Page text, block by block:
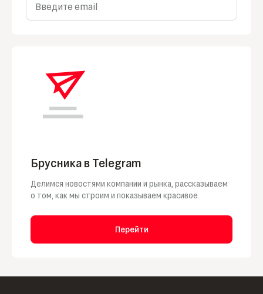
Введите email
Брусника в Telegram
Делимся новостями компании и рынка, рассказываем
о том, как мы строим и показываем красивое.
Перейти